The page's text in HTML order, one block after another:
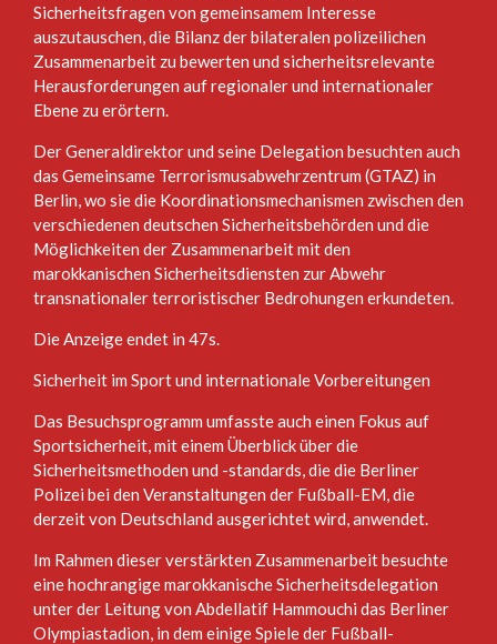
Sicherheitsfragen von gemeinsamem Interesse
auszutauschen, die Bilanz der bilateralen polizeilichen
Zusammenarbeit zu bewerten und sicherheitsrelevante
Herausforderungen auf regionaler und internationaler
Ebene zu erörtern.
Der Generaldirektor und seine Delegation besuchten auch
das Gemeinsame Terrorismusabwehrzentrum (GTAZ) in
Berlin, wo sie die Koordinationsmechanismen zwischen den
verschiedenen deutschen Sicherheitsbehörden und die
Möglichkeiten der Zusammenarbeit mit den
marokkanischen Sicherheitsdiensten zur Abwehr
transnationaler terroristischer Bedrohungen erkundeten.
Die Anzeige endet in 47s.
Sicherheit im Sport und internationale Vorbereitungen
Das Besuchsprogramm umfasste auch einen Fokus auf
Sportsicherheit, mit einem Überblick über die
Sicherheitsmethoden und -standards, die die Berliner
Polizei bei den Veranstaltungen der Fußball-EM, die
derzeit von Deutschland ausgerichtet wird, anwendet.
Im Rahmen dieser verstärkten Zusammenarbeit besuchte
eine hochrangige marokkanische Sicherheitsdelegation
unter der Leitung von Abdellatif Hammouchi das Berliner
Olympiastadion, in dem einige Spiele der Fußball-